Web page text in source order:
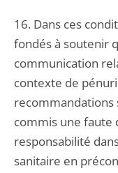
16. Dans ces
fondés à soutenir
communication
contexte de
recommandations
commis une faute
responsabilité
sanitaire en